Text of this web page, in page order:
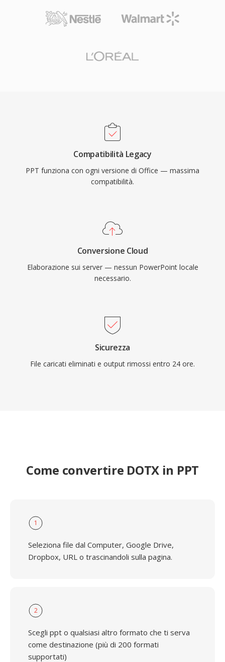
Compatibilità Legacy
PPT funziona con ogni versione di Office — massima
compatibilità.
Conversione Cloud
Elaborazione sui server — nessun PowerPoint locale
necessario.
Sicurezza
File caricati eliminati e output rimossi entro 24 ore.
Come convertire DOTX in PPT
1
Seleziona file dal Computer, Google Drive,
Dropbox, URL o trascinandoli sulla pagina.
2
Scegli ppt o qualsiasi altro formato che ti serva
come destinazione (più di 200 formati
supportati)